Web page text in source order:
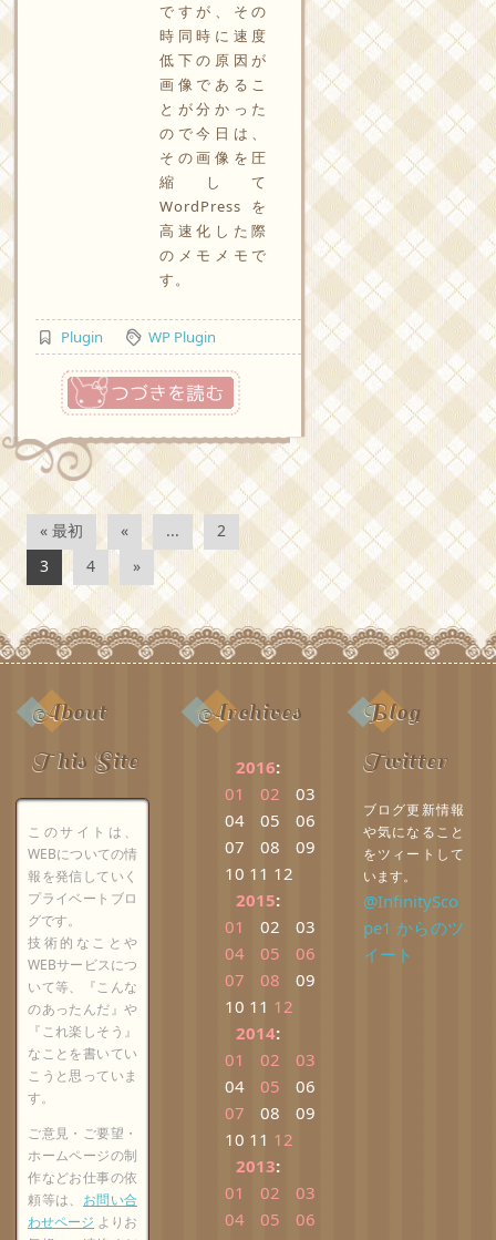
ですが、その
時同時に速度
低下の原因が
画像であるこ
とが分かった
ので今日は、
その画像を圧
縮して
WordPressを
高速化した際
のメモメモで
す。
Plugin WP Plugin
つづきを読む
« 最初 « ...
2
3
4 »
About
This Site
このサイトは、
WEBについての情
報を発信していく
プライベートブロ
グです。
技術的なことや
WEBサービスにつ
いて等、『こんな
のあったんだ』や
『これ楽しそう』
なことを書いてい
こうと思っていま
す。
ご意見・ご要望・
ホームページの制
作などお仕事の依
頼等は、 お問い合
わせページ よりお
Archives
2016:
01
02
03
04
05
06
07
08
09
10 11 12
2015:
01
02
03
04
05
06
07
08
09
10 11 12
2014:
01
02
03
04
05
06
07
08
09
10 11 12
2013:
01
02
03
04
05
06
Blog
Twitter
ブログ更新情報
や気になること
をツィートして
います。
@InfinitySco
pe1 からのツ
イート